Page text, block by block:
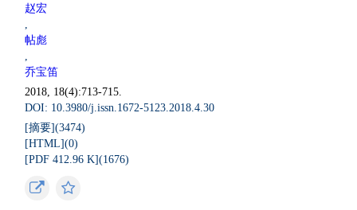
赵宏
,
帖彪
,
乔宝笛
2018, 18(4):713-715.
DOI: 10.3980/j.issn.1672-5123.2018.4.30
[摘要](3474)
[HTML](0)
[PDF 412.96 K](1676)